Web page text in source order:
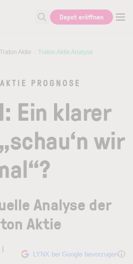
Suche nach Aktie, Autor...
Depot eröffnen
Traton Aktie Traton Aktie Analyse
PROGNOSE
Ein klarer
wir
Analyse der
Aktie
|
LYNX bei Google bevorzugen